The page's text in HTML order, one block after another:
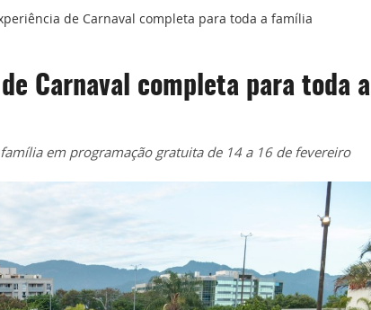
de Carnaval completa para toda a família
Carnaval completa para toda a
em programação gratuita de 14 a 16 de fevereiro